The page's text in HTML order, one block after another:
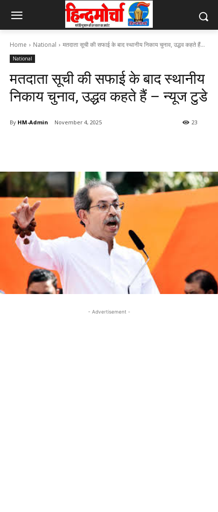
Home National मतदाता सूची की सफाई के बाद स्थानीय निकाय चुनाव, उद्धव कहते हैं...
National
मतदाता सूची की सफाई के बाद स्थानीय
निकाय चुनाव, उद्धव कहते हैं – न्यूज टुडे
By HM-Admin November 4, 2025 23
- Advertisement -